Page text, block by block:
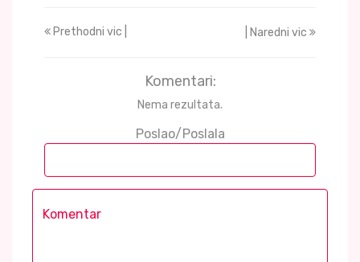
Prethodni vic | | Naredni vic
Komentari:
Nema rezultata.
Poslao/Poslala